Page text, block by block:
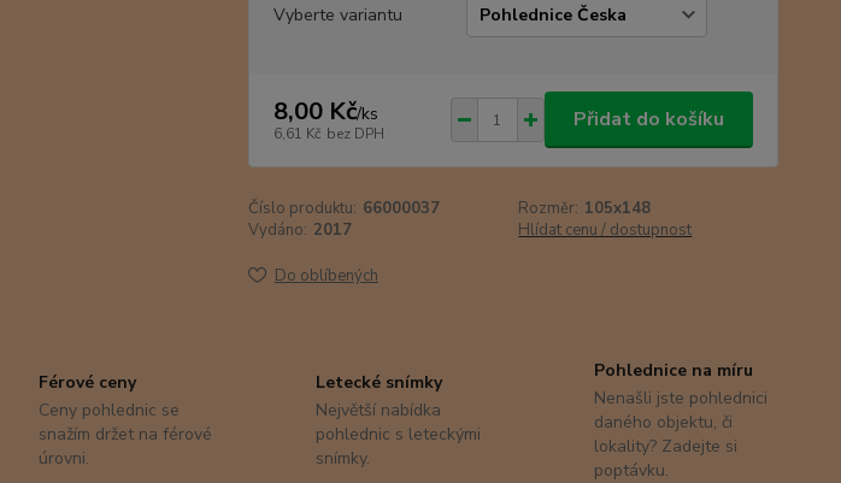
Vyberte variantu
8,00 Kč/ks
6,61 Kč bez DPH
Přidat do košíku
Číslo produktu: 66000037 Rozměr: 105x148
Vydáno: 2017 Hlídat cenu / dostupnost
Do oblíbených
Férové ceny
Ceny pohlednic se
snažím držet na férové
úrovni.
Letecké snímky
Největší nabídka
pohlednic s leteckými
snímky.
Pohlednice na míru
Nenašli jste pohlednici
daného objektu, či
lokality? Zadejte si
poptávku.